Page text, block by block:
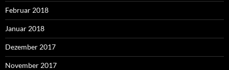
Februar 2018
Januar 2018
Dezember 2017
November 2017